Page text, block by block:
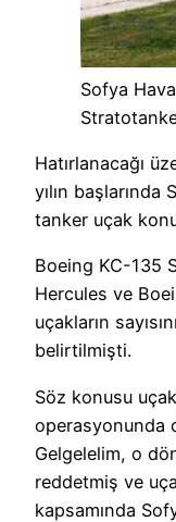
Sofya
Hatırlanacağı
yılın başlarında
tanker uçak
Boeing KC-135
Hercules ve
uçakların
belirtilmişti.
Söz konusu
operasyonunda
Gelgelelim, o
reddetmiş ve
kapsamında